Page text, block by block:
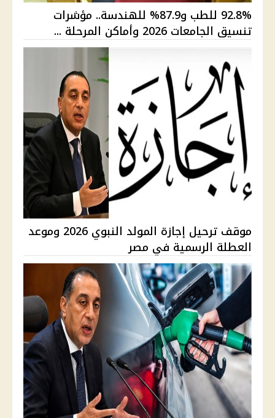
92.8% للطب و87.9% للهندسة.. مؤشرات
تنسيق الجامعات 2026 وأماكن المرحلة ...
موقف ترحيل إجازة المولد النبوي 2026 وموعد
العطلة الرسمية في مصر